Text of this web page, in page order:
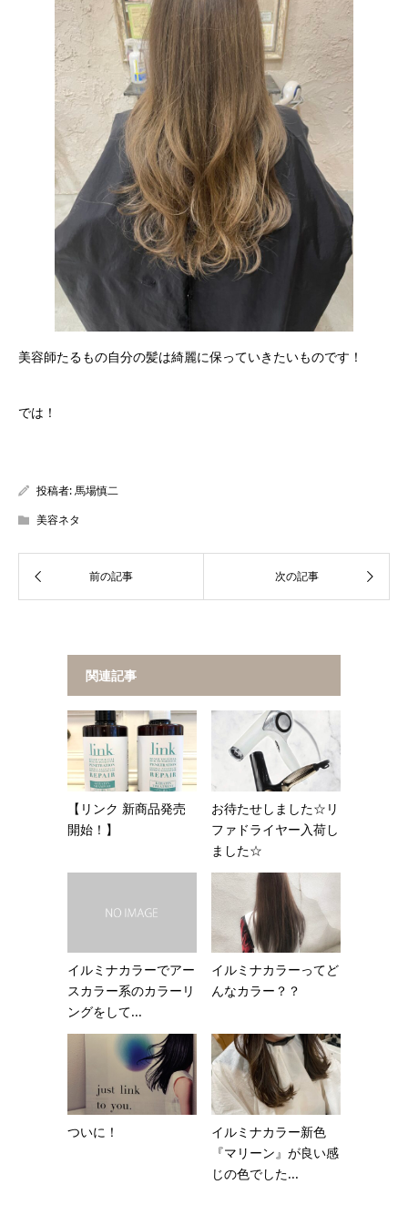
美容師たるもの自分の髪は綺麗に保っていきたいものです！
では！
投稿者:馬場慎二
美容ネタ
関連記事
【リンク 新商品発売
開始！】
お待たせしました☆リ
ファドライヤー入荷し
ました☆
イルミナカラーでアー
スカラー系のカラーリ
ングをして...
イルミナカラーってど
んなカラー？？
ついに！
イルミナカラー新色
『マリーン』が良い感
じの色でした...